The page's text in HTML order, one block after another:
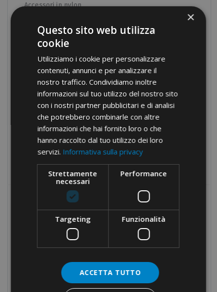
Accessori in nylon
Guaine Termorestringenti
Attrezzature manuali
Attrezzature oleodinamiche
Raccordi
Fissaggi
Utensili
Prodotti fuori catalogo
I PIÙ RICERCATI
PINZA AGGRAFFATURA
QUADRATA · INSERIMENTO
LATERALE
CONDUTTORI IN RAME ·
×
Questo sito web utilizza
cookie
Utilizziamo i cookie per personalizzare
contenuti, annunci e per analizzare il
nostro traffico. Condividiamo inoltre
informazioni sul tuo utilizzo del nostro sito
con i nostri partner pubblicitari e di analisi
che potrebbero combinarle con altre
informazioni che hai fornito loro o che
hanno raccolto dal tuo utilizzo dei loro
servizi. Informativa sulla privacy
Strettamente
necessari
Performance
Targeting Funzionalità
ACCETTA TUTTO